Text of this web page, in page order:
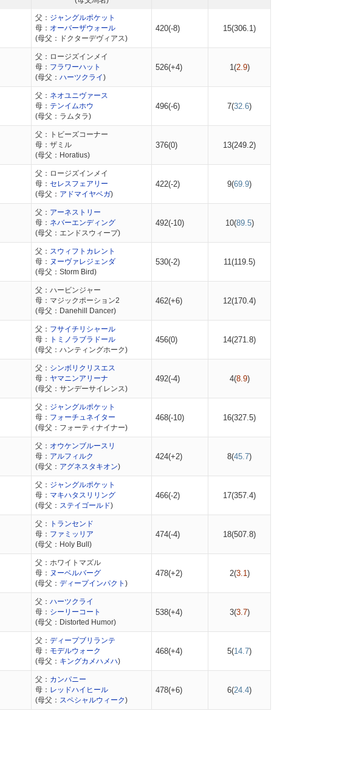
父： ジャングルポケット
母： オーバーザウォール
(母父：ドクターデヴィアス)
420(-8) 15(306.1)
父：ロージズインメイ
母： フラワーハット
(母父： ハーツクライ)
526(+4) 1(2.9)
父： ネオユニヴァース
母： テンイムホウ
(母父：ラムタラ)
496(-6) 7(32.6)
父：トビーズコーナー
母：ザミル
(母父：Horatius)
376(0) 13(249.2)
父：ロージズインメイ
母： セレスフェアリー
(母父： アドマイヤベガ)
422(-2) 9(69.9)
父： アーネストリー
母： ネバーエンディング
(母父：エンドスウィープ)
492(-10) 10(89.5)
父： スウィフトカレント
母： ヌーヴァレジェンダ
(母父：Storm Bird)
530(-2) 11(119.5)
父：ハービンジャー
母：マジックポーション2
(母父：Danehill Dancer)
462(+6) 12(170.4)
父： フサイチリシャール
母：
トミノラブラドール
(母父：ハンティングホーク)
456(0) 14(271.8)
父： シンボリクリスエス
母： ヤマニンアリーナ
(母父：サンデーサイレンス)
492(-4) 4(8.9)
父： ジャングルポケット
母： フォーチュネイター
(母父：フォーティナイナー)
468(-10) 16(327.5)
父： オウケンブルースリ
母： アルフィルク
(母父： アグネスタキオン)
424(+2) 8(45.7)
父： ジャングルポケット
母： マキハタスリリング
(母父： ステイゴールド)
466(-2) 17(357.4)
父：
トランセンド
母： ファミッリア
(母父：Holy Bull)
474(-4) 18(507.8)
父：ホワイトマズル
母： ヌーベルバーグ
(母父： ディープインパクト )
478(+2) 2(3.1)
父： ハーツクライ
母： シーリーコート
(母父：Distorted Humor)
538(+4) 3(3.7)
父： ディープブリランテ
母： モデルウォーク
(母父： キングカメハメハ)
468(+4) 5(14.7)
父： カンパニー
母： レッドハイヒール
(母父： スペシャルウィーク)
478(+6) 6(24.4)